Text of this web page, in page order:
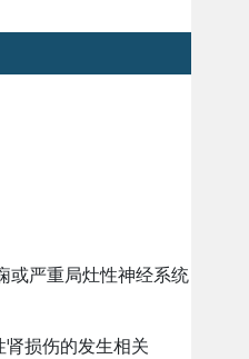
或严重局灶性神经系统
损伤的发生相关